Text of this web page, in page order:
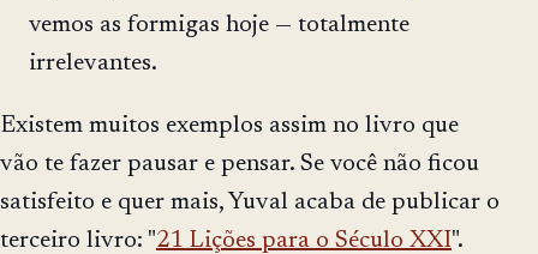
vemos as formigas hoje — totalmente
irrelevantes.
Existem muitos exemplos assim no livro que
vão te fazer pausar e pensar. Se você não ficou
satisfeito e quer mais, Yuval acaba de publicar o
terceiro livro: "21 Lições para o Século XXI".